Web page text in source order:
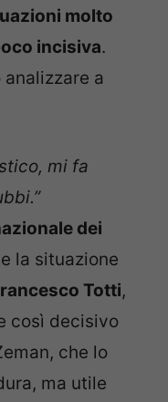
molto
incisiva.
a
mi fa
dei
la situazione
Totti,
così decisivo
che lo
ma utile